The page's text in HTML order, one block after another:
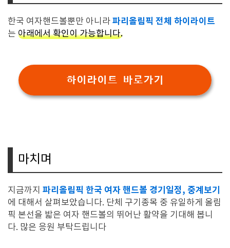
한국 여자핸드볼뿐만 아니라 파리올림픽 전체 하이라이트
는 아래에서 확인이 가능합니다.
하이라이트 바로가기
마치며
지금까지 파리올림픽 한국 여자 핸드볼 경기일정, 중계보기
에 대해서 살펴보았습니다. 단체 구기종목 중 유일하게 올림
픽 본선을 밟은 여자 핸드볼의 뛰어난 활약을 기대해 봅니
다. 많은 응원 부탁드립니다